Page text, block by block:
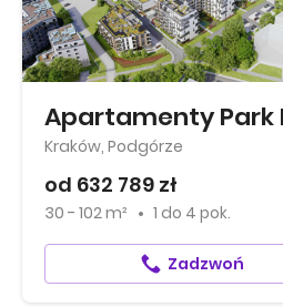
Kraków, Podgórze
od 632 789 zł
30 - 102 m² 1 do 4 pok.
Zadzwoń